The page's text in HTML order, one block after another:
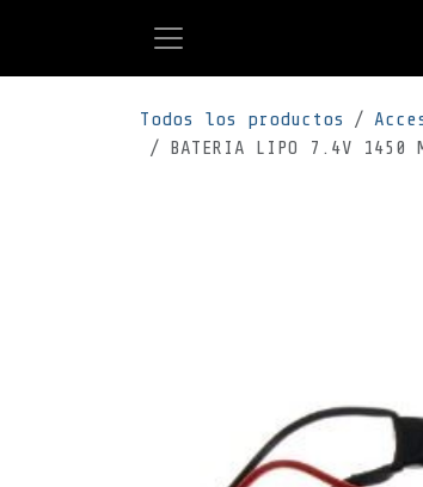
Todos los productos
BATERIA LIPO 7.4V 1450